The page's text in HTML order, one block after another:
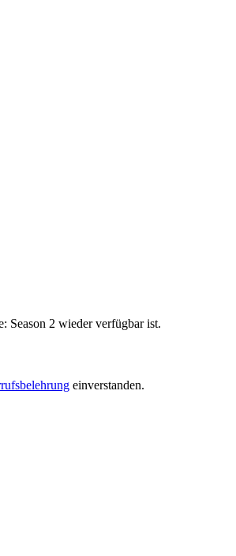
Season 2 wieder verfügbar ist.
einverstanden.